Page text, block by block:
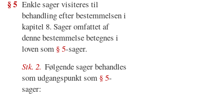
§ 5 Enkle sager visiteres til
behandling efter bestemmelsen i
kapitel 8. Sager omfattet af
denne bestemmelse betegnes i
loven som § 5-sager.
Stk. 2. Følgende sager behandles
som udgangspunkt som § 5-
sager: